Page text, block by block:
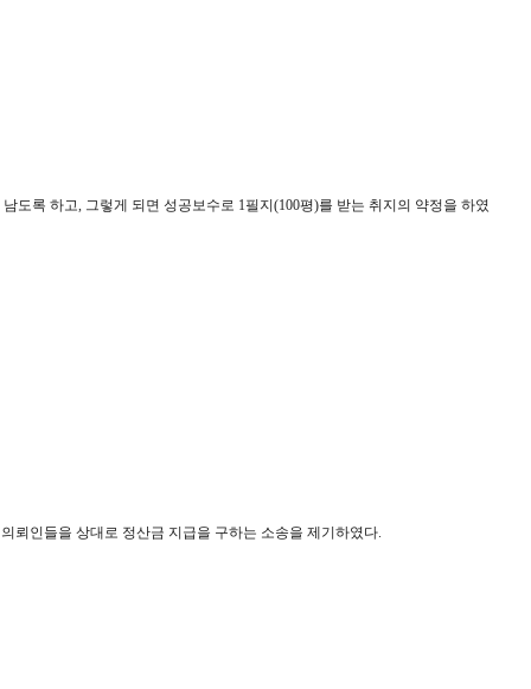
도록 하고, 그렇게 되면 성공보수로 1필지(100평)를 받는 취지의 약정을 하였
뢰인들을 상대로 정산금 지급을 구하는 소송을 제기하였다.